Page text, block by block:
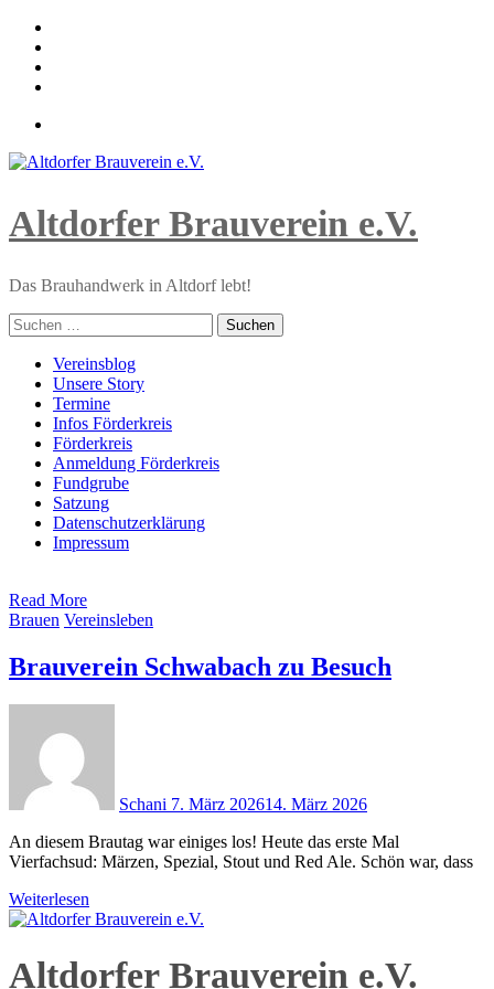
Skip
content
Altdorfer Brauverein e.V.
Das Brauhandwerk in Altdorf lebt!
Suchen
nach:
Primary
Menu
Vereinsblog
Unsere Story
Termine
Infos Förderkreis
Förderkreis
Anmeldung Förderkreis
Fundgrube
Satzung
Datenschutzerklärung
Impressum
Read More
Brauen Vereinsleben
Brauverein Schwabach zu Besuch
Schani 7. März 202614. März 2026
An diesem Brautag war einiges los! Heute das erste Mal
Vierfachsud: Märzen, Spezial, Stout und Red Ale. Schön war, dass
Weiterlesen
Altdorfer Brauverein e.V.